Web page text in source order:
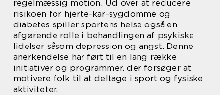
regelmæssig motion. Ud over at reducere
risikoen for hjerte-kar-sygdomme og
diabetes spiller sportens helse også en
afgørende rolle i behandlingen af psykiske
lidelser såsom depression og angst. Denne
anerkendelse har ført til en lang række
initiativer og programmer, der forsøger at
motivere folk til at deltage i sport og fysiske
aktiviteter.